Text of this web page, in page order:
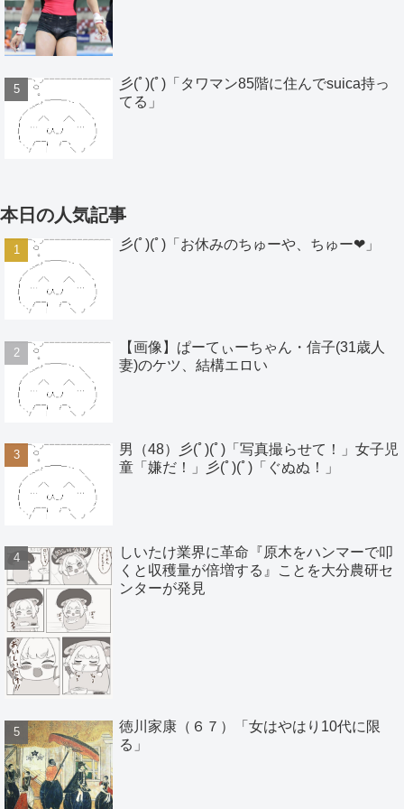
彡(ﾟ)(ﾟ)「タワマン85階に住んでsuica持っ
てる」
本日の人気記事
彡(ﾟ)(ﾟ)「お休みのちゅーや、ちゅー❤」
【画像】ぱーてぃーちゃん・信子(31歳人
妻)のケツ、結構エロい
男（48）彡(ﾟ)(ﾟ)「写真撮らせて！」女子児
童「嫌だ！」彡(ﾟ)(ﾟ)「ぐぬぬ！」
しいたけ業界に革命『原木をハンマーで叩
くと収穫量が倍増する』ことを大分農研セ
ンターが発見
徳川家康（６７）「女はやはり10代に限
る」